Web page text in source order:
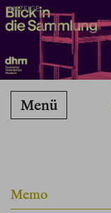
ANZEIGE
Menü
Memo